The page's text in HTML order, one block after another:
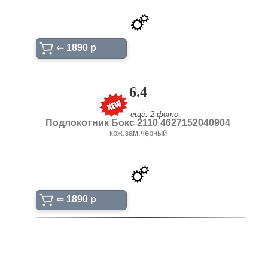
⇐ 1890 p
6.4
ещё: 2 фото
Подлокотник Бокс 2110 4627152040904
кож.зам.черный
⇐ 1890 p